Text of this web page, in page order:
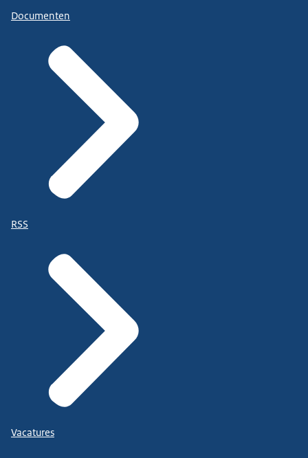
Documenten
RSS
Vacatures